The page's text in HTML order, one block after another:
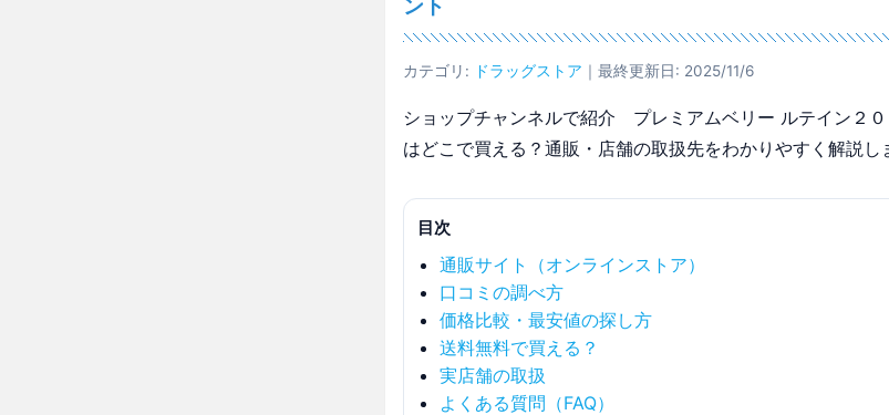
ント
カテゴリ: ドラッグストア ｜最終更新日: 2025/11/6
ショップチャンネルで紹介 プレミアムベリー ルテイン２０
はどこで買える？通販・店舗の取扱先をわかりやすく解説し
目次
通販サイト（オンラインストア）
口コミの調べ方
価格比較・最安値の探し方
送料無料で買える？
実店舗の取扱
よくある質問（FAQ）